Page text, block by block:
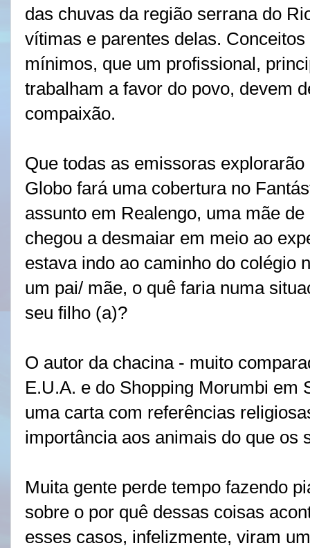
das chuvas da região serrana do
vítimas e parentes delas.
mínimos, que um profissional,
trabalham a favor do povo, devem
compaixão.
Que todas as emissoras
Globo fará uma cobertura no
assunto em Realengo, uma mãe
chegou a desmaiar em meio ao
estava indo ao caminho do colégio
um pai/ mãe, o quê faria numa
seu filho (a)?
O autor da chacina - muito
E.U.A. e do Shopping Morumbi em
uma carta com referências
importância aos animais do que os
Muita gente perde tempo fazendo
sobre o por quê dessas coisas
esses casos, infelizmente, viram